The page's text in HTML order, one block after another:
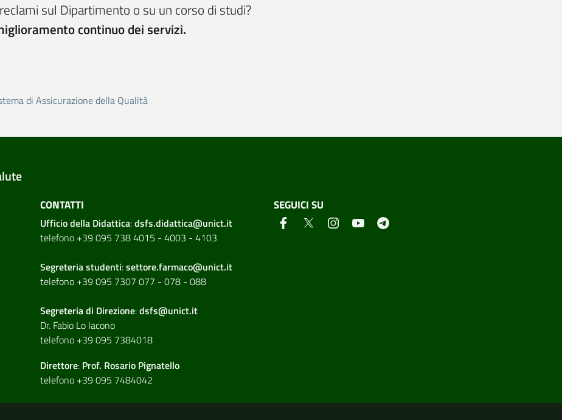
sul Dipartimento o su un corso di studi?
continuo dei servizi.
di Assicurazione della Qualità
CONTATTI
Ufficio della Didattica:dsfs.didattica@unict.it
telefono +39 095 738 4015 - 4003 - 4103
Segreteria studenti:settore.farmaco@unict.it
telefono +39 095 7307 077 - 078 - 088
Segreteria di Direzione:dsfs@unict.it
Dr. Fabio Lo Iacono
telefono +39 095 7384018
Direttore: Prof. Rosario Pignatello
telefono +39 095 7484042
SEGUICI SU